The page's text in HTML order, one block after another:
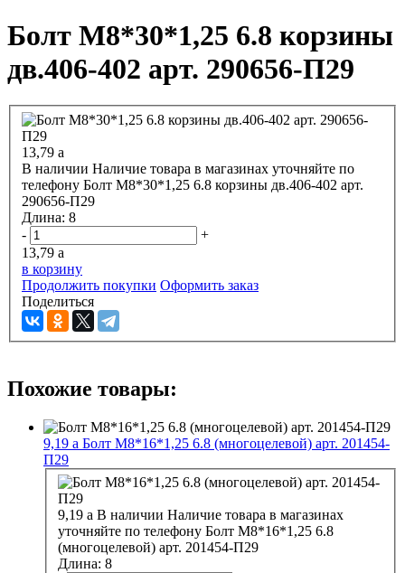
Болт М8*30*1,25 6.8 корзины
дв.406-402 арт. 290656-П29
13,79 a
В наличии Наличие товара в магазинах уточняйте по
телефону Болт М8*30*1,25 6.8 корзины дв.406-402 арт.
290656-П29
Длина: 8
-
+
13,79 a
в корзину
Продолжить покупки Оформить заказ
Поделиться
Похожие товары:
9,19 a Болт М8*16*1,25 6.8 (многоцелевой) арт. 201454-
П29
9,19 a В наличии Наличие товара в магазинах
уточняйте по телефону Болт М8*16*1,25 6.8
(многоцелевой) арт. 201454-П29
Длина: 8